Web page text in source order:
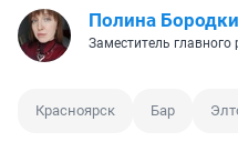
Полина
Заместитель главного
Красноярск Бар